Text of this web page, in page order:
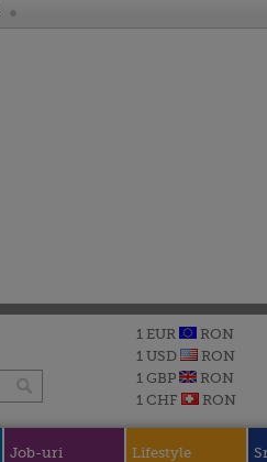
1 EUR
RON
1 USD
RON
1 GBP
RON
1 CHF
RON
Job-uri Lifestyle